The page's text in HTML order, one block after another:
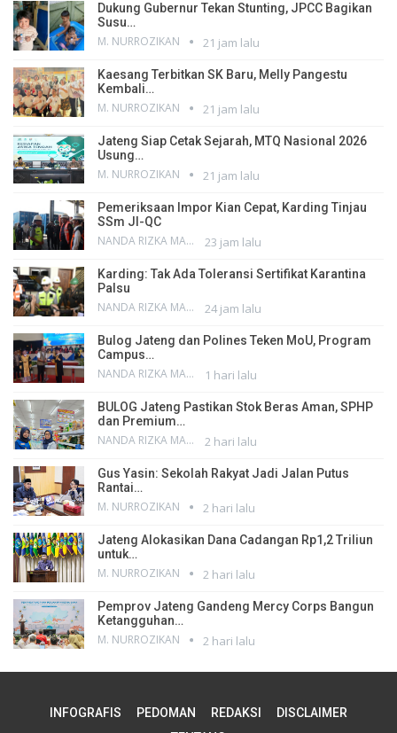
Dukung Gubernur Tekan Stunting, JPCC Bagikan
Susu…
M. NURROZIKAN 21 jam lalu
Kaesang Terbitkan SK Baru, Melly Pangestu
Kembali…
M. NURROZIKAN 21 jam lalu
Jateng Siap Cetak Sejarah, MTQ Nasional 2026
Usung…
M. NURROZIKAN 21 jam lalu
Pemeriksaan Impor Kian Cepat, Karding Tinjau
SSm JI-QC
NANDA RIZKA MAHENDRA 23 jam lalu
Karding: Tak Ada Toleransi Sertifikat Karantina
Palsu
NANDA RIZKA MAHENDRA 24 jam lalu
Bulog Jateng dan Polines Teken MoU, Program
Campus…
NANDA RIZKA MAHENDRA 1 hari lalu
BULOG Jateng Pastikan Stok Beras Aman, SPHP
dan Premium…
NANDA RIZKA MAHENDRA 2 hari lalu
Gus Yasin: Sekolah Rakyat Jadi Jalan Putus
Rantai…
M. NURROZIKAN 2 hari lalu
Jateng Alokasikan Dana Cadangan Rp1,2 Triliun
untuk…
M. NURROZIKAN 2 hari lalu
Pemprov Jateng Gandeng Mercy Corps Bangun
Ketangguhan…
M. NURROZIKAN 2 hari lalu
INFOGRAFIS PEDOMAN REDAKSI
DISCLAIMER